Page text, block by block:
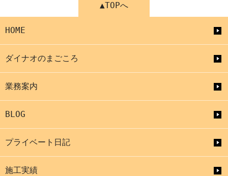
▲TOPへ
HOME
ダイナオのまごころ
業務案内
BLOG
プライベート日記
施工実績